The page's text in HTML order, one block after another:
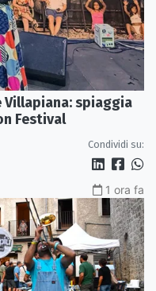
Villapiana: spiaggia
Festival
Condividi su:
1 ora fa